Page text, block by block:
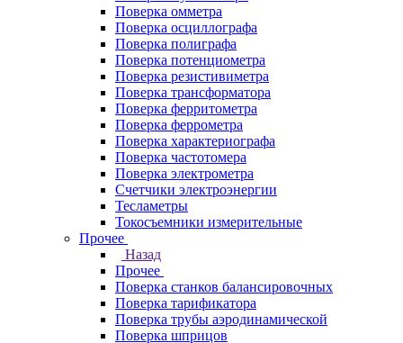
Поверка омметра
Поверка осциллографа
Поверка полиграфа
Поверка потенциометра
Поверка резистивиметра
Поверка трансформатора
Поверка ферритометра
Поверка феррометра
Поверка характериографа
Поверка частотомера
Поверка электрометра
Счетчики электроэнергии
Тесламетры
Токосъемники измерительные
Прочее
Назад
Прочее
Поверка станков балансировочных
Поверка тарификатора
Поверка трубы аэродинамической
Поверка шприцов